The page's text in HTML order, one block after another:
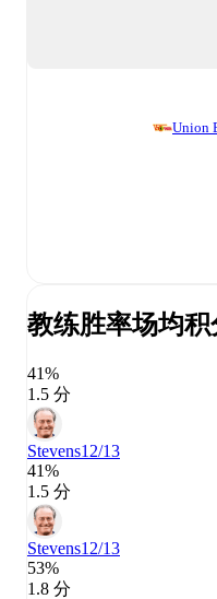
Union
教练胜率场均积
41%
1.5 分
Stevens12/13
41%
1.5 分
Stevens12/13
53%
1.8 分